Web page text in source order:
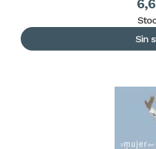
Sin